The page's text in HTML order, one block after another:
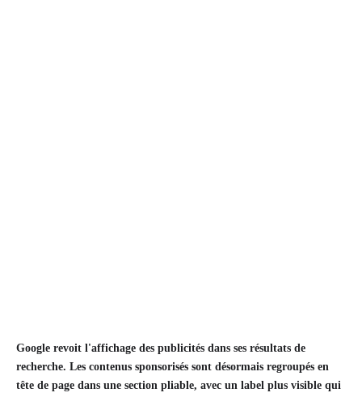
Google revoit l'affichage des publicités dans ses résultats de
recherche. Les contenus sponsorisés sont désormais regroupés en
tête de page dans une section pliable, avec un label plus visible qui